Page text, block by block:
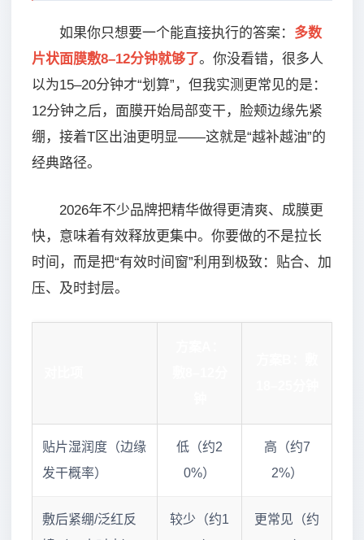
如果你只想要一个能直接执行的答案： 多数
片状面膜敷8–12分钟就够了。你没看错，很多人
以为15–20分钟才“划算”，但我实测更常见的是：
12分钟之后，面膜开始局部变干，脸颊边缘先紧
绷，接着T区出油更明显——这就是“越补越油”的
经典路径。
2026年不少品牌把精华做得更清爽、成膜更
快，意味着有效释放更集中。你要做的不是拉长
时间，而是把“有效时间窗”利用到极致：贴合、加
压、及时封层。
贴片湿润度（边缘
发干概率）
低（约2
0%）
高（约7
2%）
敷后紧绷/泛红反
较少（约1
更常见（约